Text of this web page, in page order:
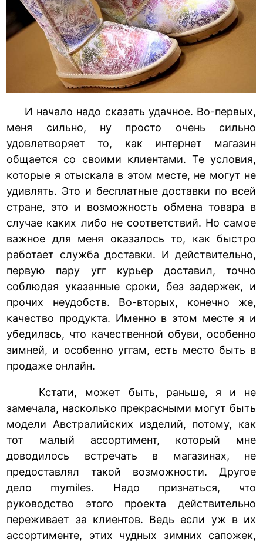
И начало надо сказать удачное. Во-первых,
меня сильно, ну просто очень сильно
удовлетворяет то, как интернет магазин
общается со своими клиентами. Те условия,
которые я отыскала в этом месте, не могут не
удивлять. Это и бесплатные доставки по всей
стране, это и возможность обмена товара в
случае каких либо не соответствий. Но самое
важное для меня оказалось то, как быстро
работает служба доставки. И действительно,
первую пару угг курьер доставил, точно
соблюдая указанные сроки, без задержек, и
прочих неудобств. Во-вторых, конечно же,
качество продукта. Именно в этом месте я и
убедилась, что качественной обуви, особенно
зимней, и особенно уггам, есть место быть в
продаже онлайн.
Кстати, может быть, раньше, я и не
замечала, насколько прекрасными могут быть
модели Австралийских изделий, потому, как
тот малый ассортимент, который мне
доводилось встречать в магазинах, не
предоставлял такой возможности. Другое
дело mymiles. Надо признаться, что
руководство этого проекта действительно
переживает за клиентов. Ведь если уж в их
ассортименте, этих чудных зимних сапожек,